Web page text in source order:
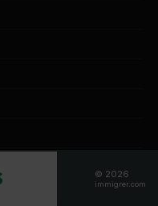
© 2026
immigrer.com